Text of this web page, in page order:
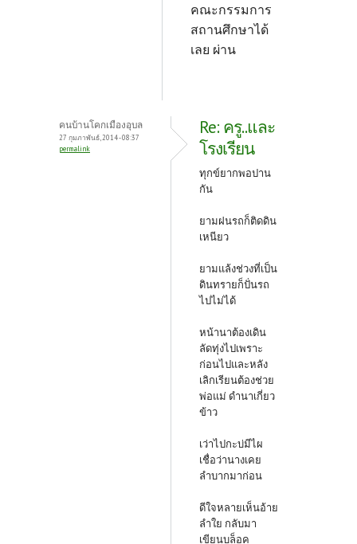
คณะกรรมการ
สถานศึกษาได้
เลย ผ่าน
คนบ้านโคกเมืองอุบล
27 กุมภาพันธ์, 2014 - 08:37
permalink
Re: ครู..และ
โรงเรียน
ทุกข์ยากพอปาน
กัน
ยามฝนรถก็ติดดิน
เหนียว
ยามแล้งช่วงที่เป็น
ดินทรายก็ปั่นรถ
ไปไม่ได้
หน้านาต้องเดิน
ลัดทุ่งไปเพราะ
ก่อนไปและหลัง
เลิกเรียนต้องช่วย
พ่อแม่ ดำนาเกี่ยว
ข้าว
เว่าไปกะบ่มีไผ
เชื่อว่านางเคย
ลำบากมาก่อน
ดีใจหลายเห็นอ้าย
ลำใย กลับมา
เขียนบล็อค